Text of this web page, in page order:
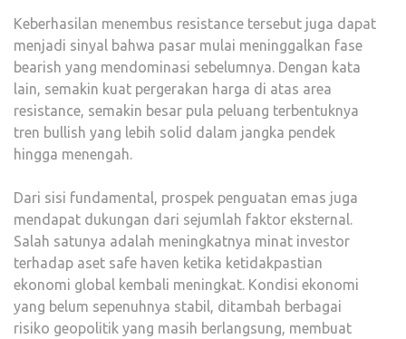
Keberhasilan menembus resistance tersebut juga dapat
menjadi sinyal bahwa pasar mulai meninggalkan fase
bearish yang mendominasi sebelumnya. Dengan kata
lain, semakin kuat pergerakan harga di atas area
resistance, semakin besar pula peluang terbentuknya
tren bullish yang lebih solid dalam jangka pendek
hingga menengah.
Dari sisi fundamental, prospek penguatan emas juga
mendapat dukungan dari sejumlah faktor eksternal.
Salah satunya adalah meningkatnya minat investor
terhadap aset safe haven ketika ketidakpastian
ekonomi global kembali meningkat. Kondisi ekonomi
yang belum sepenuhnya stabil, ditambah berbagai
risiko geopolitik yang masih berlangsung, membuat